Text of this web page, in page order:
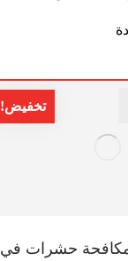
تخفيض!
حشرات في